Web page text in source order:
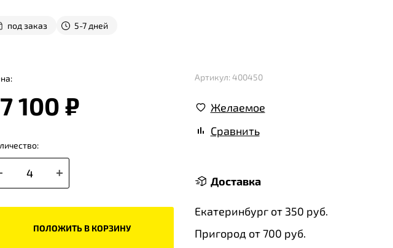
под заказ 5-7 дней
100 ₽
ПОЛОЖИТЬ В КОРЗИНУ
Артикул: 400450
Желаемое
Сравнить
Доставка
Екатеринбург от 350 руб.
Пригород от 700 руб.